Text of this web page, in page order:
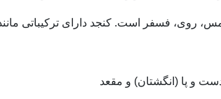
مس، روی، فسفر است. کنجد دارای ترکیباتی
و پا (انگشتان) و مقعد